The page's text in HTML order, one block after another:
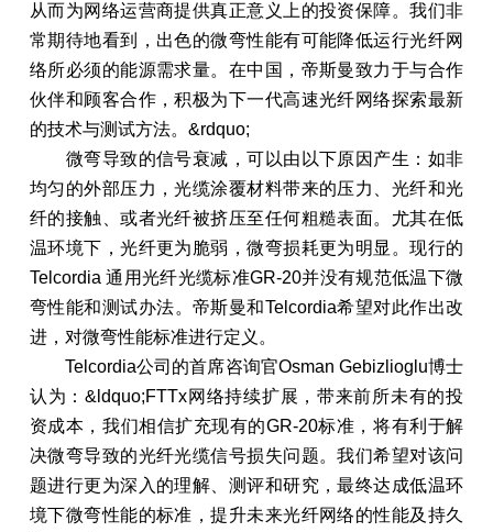
从而为网络运营商提供真正意义上的投资保障。我们非
常期待地看到，出色的微弯性能有可能降低运行光纤网
络所必须的能源需求量。在中国，帝斯曼致力于与合作
伙伴和顾客合作，积极为下一代高速光纤网络探索最新
的技术与测试方法。&rdquo;
微弯导致的信号衰减，可以由以下原因产生：如非
均匀的外部压力，光缆涂覆材料带来的压力、光纤和光
纤的接触、或者光纤被挤压至任何粗糙表面。尤其在低
温环境下，光纤更为脆弱，微弯损耗更为明显。现行的
Telcordia 通用光纤光缆标准GR-20并没有规范低温下微
弯性能和测试办法。帝斯曼和Telcordia希望对此作出改
进，对微弯性能标准进行定义。
Telcordia公司的首席咨询官Osman Gebizlioglu博士
认为：&ldquo;FTTx网络持续扩展，带来前所未有的投
资成本，我们相信扩充现有的GR-20标准，将有利于解
决微弯导致的光纤光缆信号损失问题。我们希望对该问
题进行更为深入的理解、测评和研究，最终达成低温环
境下微弯性能的标准，提升未来光纤网络的性能及持久